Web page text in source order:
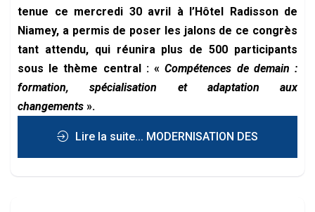
tenue ce mercredi 30 avril à l’Hôtel Radisson de
Niamey, a permis de poser les jalons de ce congrès
tant attendu, qui réunira plus de 500 participants
sous le thème central : «Compétences de demain :
formation, spécialisation et adaptation aux
changements ».
Lire la suite... MODERNISATION DES
PRATIQUES COMPTABLES: Niamey